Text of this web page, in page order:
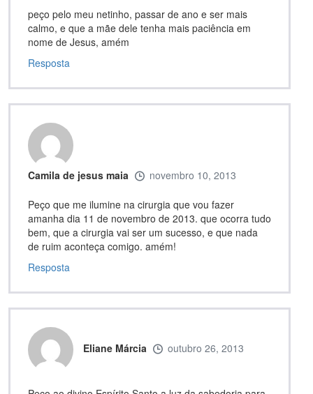
peço pelo meu netinho, passar de ano e ser mais
calmo, e que a mãe dele tenha mais paciência em
nome de Jesus, amém
Resposta
Camila de jesus maia novembro 10, 2013
Peço que me ilumine na cirurgia que vou fazer
amanha dia 11 de novembro de 2013. que ocorra tudo
bem, que a cirurgia vai ser um sucesso, e que nada
de ruim aconteça comigo. amém!
Resposta
Eliane Márcia outubro 26, 2013